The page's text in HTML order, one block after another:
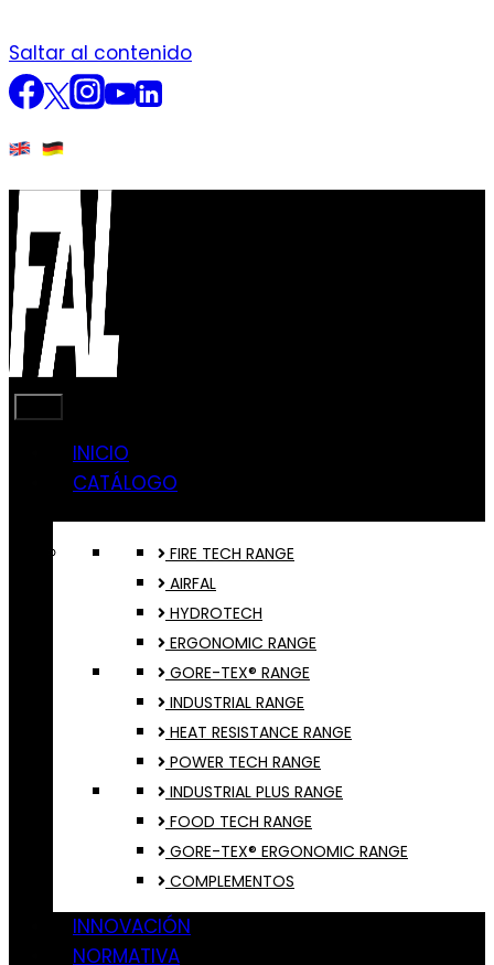
Saltar al contenido
INICIO
CATÁLOGO
FIRE TECH RANGE
AIRFAL
HYDROTECH
ERGONOMIC RANGE
GORE-TEX® RANGE
INDUSTRIAL RANGE
HEAT RESISTANCE RANGE
POWER TECH RANGE
INDUSTRIAL PLUS RANGE
FOOD TECH RANGE
GORE-TEX® ERGONOMIC RANGE
COMPLEMENTOS
INNOVACIÓN
NORMATIVA